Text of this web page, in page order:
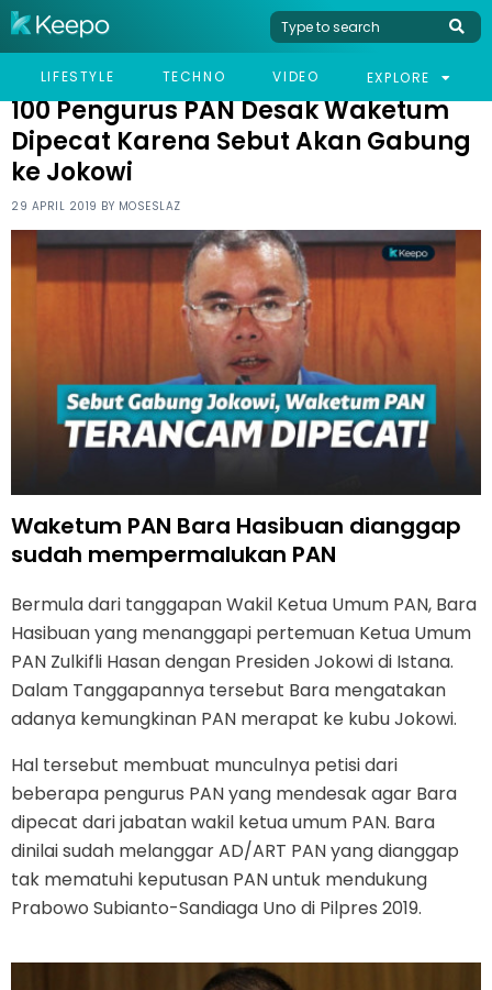
LIFESTYLE TECHNO VIDEO EXPLORE
HOME NEWS
100 PENGURUS PAN DESAK WAKETUM DIPECAT KARENA SEBUT
100 Pengurus PAN Desak Waketum
Dipecat Karena Sebut Akan Gabung
ke Jokowi
29 APRIL 2019 BY MOSESLAZ
Waketum PAN Bara Hasibuan dianggap
sudah mempermalukan PAN
Bermula dari tanggapan Wakil Ketua Umum PAN, Bara
Hasibuan yang menanggapi pertemuan Ketua Umum
PAN Zulkifli Hasan dengan Presiden Jokowi di Istana.
Dalam Tanggapannya tersebut Bara mengatakan
adanya kemungkinan PAN merapat ke kubu Jokowi.
Hal tersebut membuat munculnya petisi dari
beberapa pengurus PAN yang mendesak agar Bara
dipecat dari jabatan wakil ketua umum PAN. Bara
dinilai sudah melanggar AD/ART PAN yang dianggap
tak mematuhi keputusan PAN untuk mendukung
Prabowo Subianto-Sandiaga Uno di Pilpres 2019.